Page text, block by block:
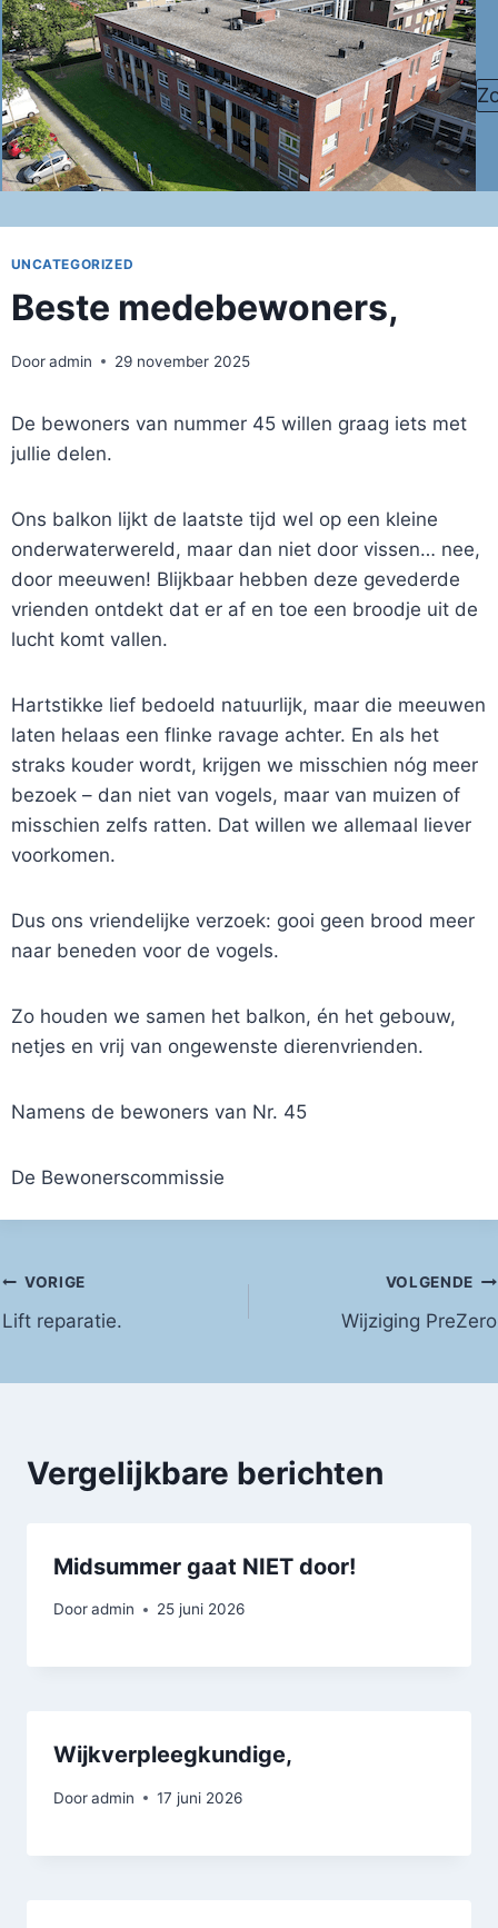
Doorgaan
naar
inhoud
UNCATEGORIZED
Beste medebewoners,
Door admin 29 november 2025
De bewoners van nummer 45 willen graag iets met
jullie delen.
Ons balkon lijkt de laatste tijd wel op een kleine
onderwaterwereld, maar dan niet door vissen… nee,
door meeuwen! Blijkbaar hebben deze gevederde
vrienden ontdekt dat er af en toe een broodje uit de
lucht komt vallen.
Hartstikke lief bedoeld natuurlijk, maar die meeuwen
laten helaas een flinke ravage achter. En als het
straks kouder wordt, krijgen we misschien nóg meer
bezoek – dan niet van vogels, maar van muizen of
misschien zelfs ratten. Dat willen we allemaal liever
voorkomen.
Dus ons vriendelijke verzoek: gooi geen brood meer
naar beneden voor de vogels.
Zo houden we samen het balkon, én het gebouw,
netjes en vrij van ongewenste dierenvrienden.
Namens de bewoners van Nr. 45
De Bewonerscommissie
Bericht
navigatie
VORIGE
Lift reparatie.
VOLGENDE
Wijziging PreZero
Vergelijkbare berichten
Midsummer gaat NIET door!
Dooradmin 25 juni 2026
Wijkverpleegkundige,
Dooradmin 17 juni 2026